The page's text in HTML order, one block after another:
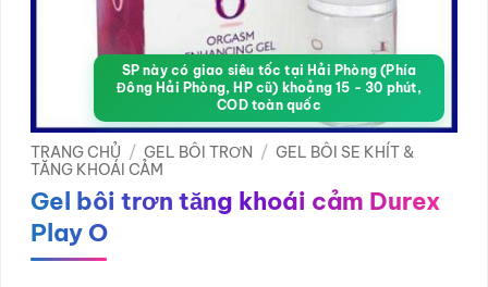
SP này có giao siêu tốc tại Hải Phòng (Phía
Đông Hải Phòng, HP cũ) khoảng 15 - 30 phút,
COD toàn quốc
TRANG CHỦ / GEL BÔI TRƠN / GEL BÔI SE KHÍT &
TĂNG KHOÁI CẢM
Gel bôi trơn tăng khoái cảm Durex
Play O